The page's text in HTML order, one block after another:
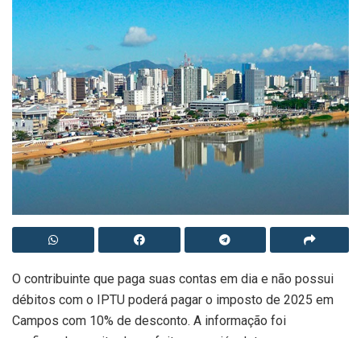
O contribuinte que paga suas contas em dia e não possui
débitos com o IPTU poderá pagar o imposto de 2025 em
Campos com 10% de desconto. A informação foi